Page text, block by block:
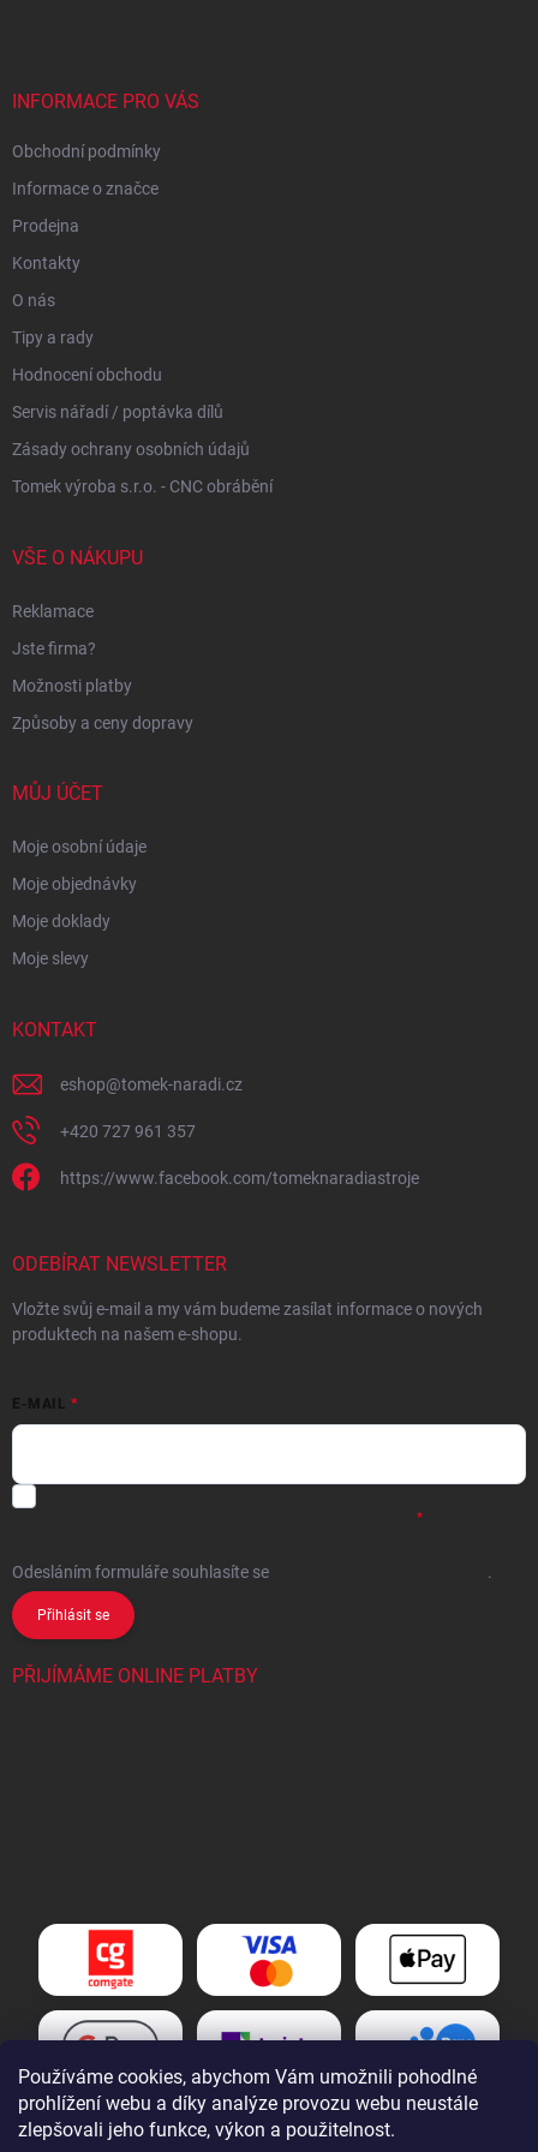
Používáme cookies, abychom Vám umožnili pohodlné
prohlížení webu a díky analýze provozu webu neustále
zlepšovali jeho funkce, výkon a použitelnost.
INFORMACE PRO VÁS
Obchodní podmínky
Informace o značce
Prodejna
Kontakty
O nás
Tipy a rady
Hodnocení obchodu
Servis nářadí / poptávka dílů
Zásady ochrany osobních údajů
Tomek výroba s.r.o. - CNC obrábění
VŠE O NÁKUPU
Reklamace
Jste firma?
Možnosti platby
Způsoby a ceny dopravy
MŮJ ÚČET
Moje osobní údaje
Moje objednávky
Moje doklady
Moje slevy
KONTAKT
eshop@tomek-naradi.cz
+420 727 961 357
https://www.facebook.com/tomeknaradiastroje
ODEBÍRAT NEWSLETTER
Vložte svůj e-mail a my vám budeme zasílat informace o nových
produktech na našem e-shopu.
E-MAIL
Odesláním formuláře souhlasíte se .
Přihlásit se
PŘIJÍMÁME ONLINE PLATBY